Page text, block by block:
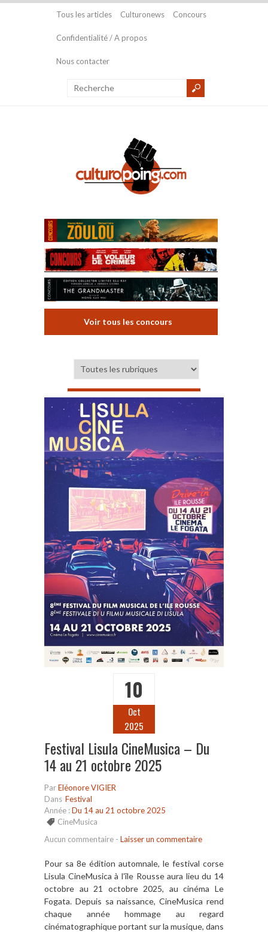
Tous les articles Culturonews Concours
Confidentialité / A propos
Nous contacter
Voir tous les concours
10
Oct
2025
Festival Lisula CineMusica – Du
14 au 21 octobre 2025
ParEléonore VIGIER
Dans Festival
Année :Du 14 au 21 octobre 2025
CineMusica
Aucun commentaire - Laisser un commentaire
Pour sa 8e édition automnale, le festival corse
Lisula CineMusica à l’île Rousse aura lieu du 14
octobre au 21 octobre 2025, au cinéma Le
Fogata. Depuis sa naissance, CineMusica rend
chaque année hommage au regard
cinématographique portant sur la musique, dans